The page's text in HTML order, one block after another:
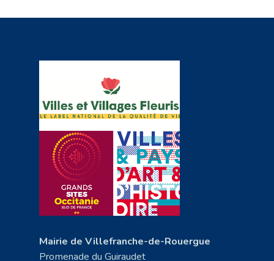
Mairie de Villefranche-de-Rouergue
Promenade du Guiraudet